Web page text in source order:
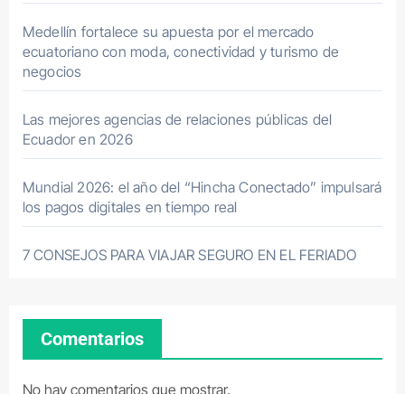
Medellín fortalece su apuesta por el mercado
ecuatoriano con moda, conectividad y turismo de
negocios
Las mejores agencias de relaciones públicas del
Ecuador en 2026
Mundial 2026: el año del “Hincha Conectado” impulsará
los pagos digitales en tiempo real
7 CONSEJOS PARA VIAJAR SEGURO EN EL FERIADO
Comentarios
No hay comentarios que mostrar.